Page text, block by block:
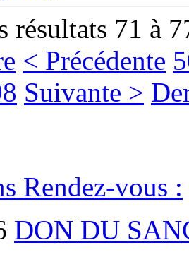
résultats 71 à
< Précédente
Suivante >
Rendez-vous :
DON DU